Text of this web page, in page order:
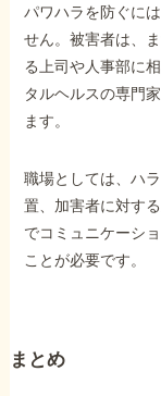
パワハラを防ぐに
せん。被害者は、
る上司や人事部に
タルヘルスの専門
ます。
職場としては、ハ
置、加害者に対す
でコミュニケーシ
ことが必要です。
まとめ